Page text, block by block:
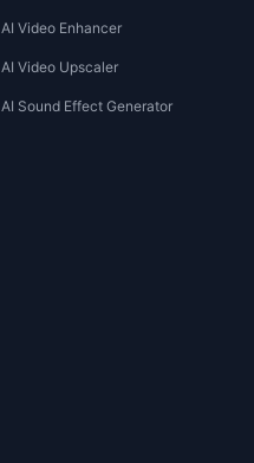
AI Video Enhancer
AI Video Upscaler
AI Sound Effect Generator